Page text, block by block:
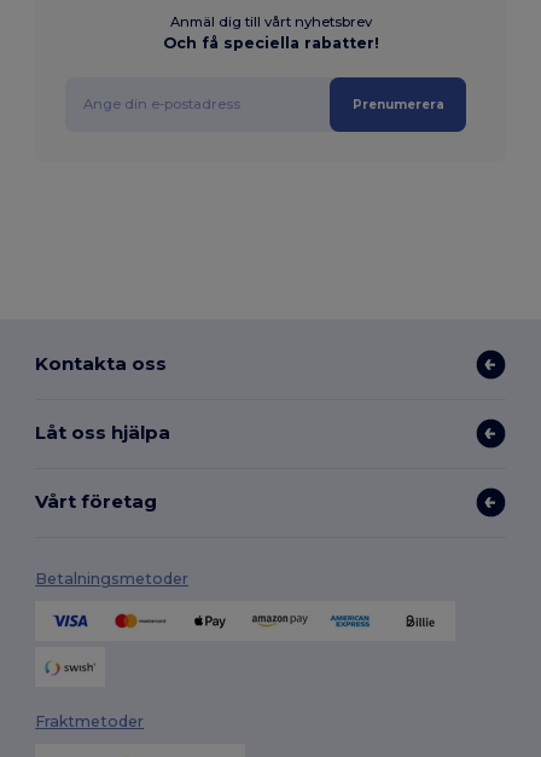
Anmäl dig till vårt nyhetsbrev
Och få speciella rabatter!
Prenumerera
Kontakta oss
Låt oss hjälpa
Vårt företag
Betalningsmetoder
Fraktmetoder